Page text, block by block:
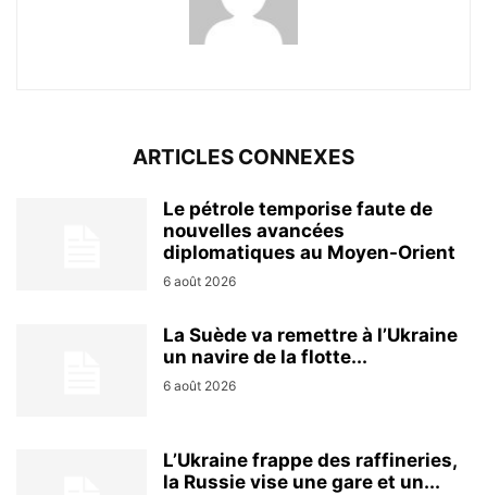
ARTICLES CONNEXES
Le pétrole temporise faute de
nouvelles avancées
diplomatiques au Moyen-Orient
6 août 2026
La Suède va remettre à l’Ukraine
un navire de la flotte...
6 août 2026
L’Ukraine frappe des raffineries,
la Russie vise une gare et un...